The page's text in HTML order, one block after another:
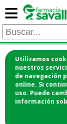
Utilizamos
nuestros
de navegación
online. Si
uso. Puede
información
≡